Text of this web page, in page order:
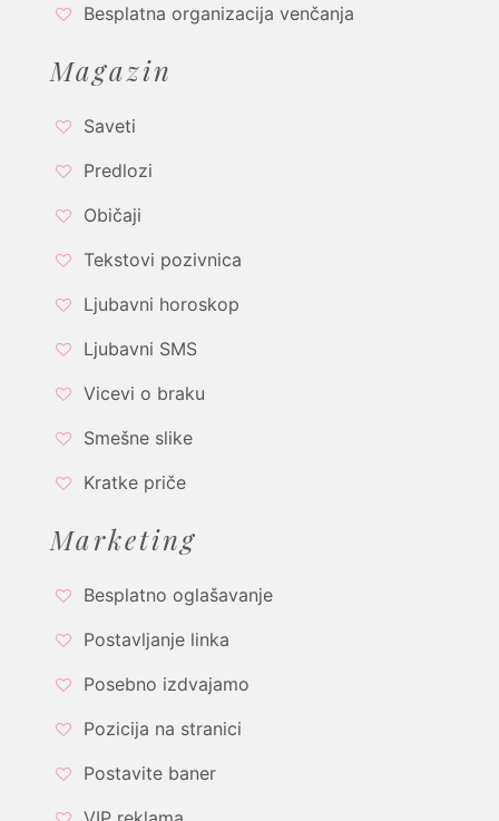
Besplatna organizacija venčanja
Magazin
Saveti
Predlozi
Običaji
Tekstovi pozivnica
Ljubavni horoskop
Ljubavni SMS
Vicevi o braku
Smešne slike
Kratke priče
Marketing
Besplatno oglašavanje
Postavljanje linka
Posebno izdvajamo
Pozicija na stranici
Postavite baner